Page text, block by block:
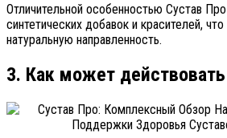
Отличительной особенностью Сустав Про
синтетических добавок и красителей,
натуральную направленность.
3. Как может